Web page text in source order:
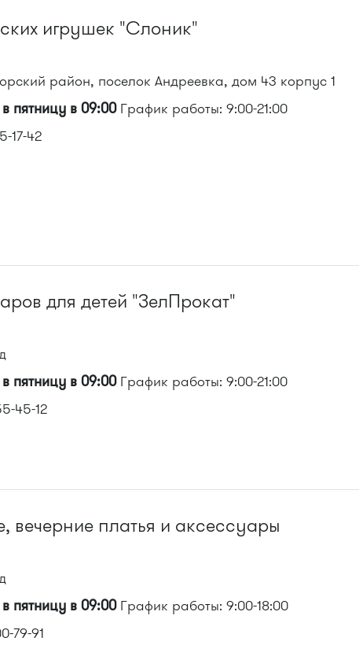
игрушек "Слоник"
район, поселок Андреевка, дом 43 корпус 1
пятницу в 09:00График работы: 9:00-21:00
17-42
495, 497.
497
для детей "ЗелПрокат"
пятницу в 09:00График работы: 9:00-21:00
45-12
вечерние платья и аксессуары
пятницу в 09:00График работы: 9:00-18:00
79-91